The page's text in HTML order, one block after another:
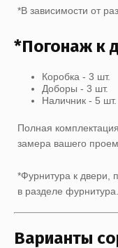
*В зависимости от
*Погонаж к
Коробка - 3 шт.
Доборы - 3 шт.
Наличник - 5 шт.
Полная
замера вашего
*Фурнитура к двери,
в разделе фурнитура.
Варианты